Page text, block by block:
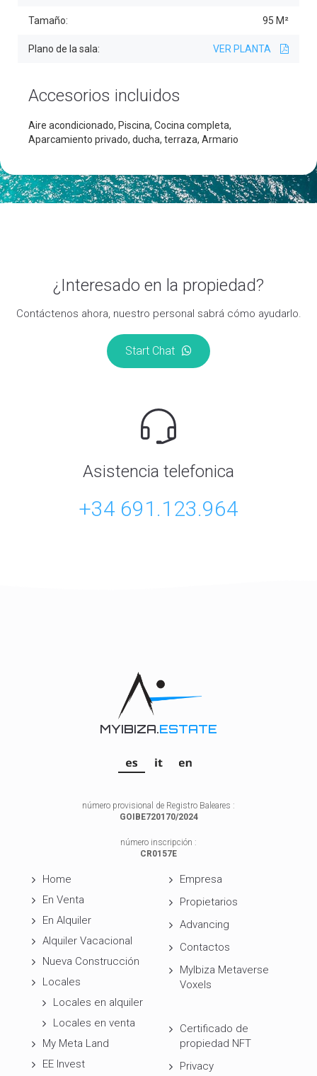
Tamaño: 95 M²
Plano de la sala: VER PLANTA
Accesorios incluidos
Aire acondicionado, Piscina, Cocina completa,
Aparcamiento privado, ducha, terraza, Armario
¿Interesado en la propiedad?
Contáctenos ahora, nuestro personal sabrá cómo ayudarlo.
Start Chat
Asistencia telefonica
+34 691.123.964
MYIBIZA.ESTATE
número provisional de Registro Baleares :
GOIBE720170/2024
número inscripción :
CR0157E
Home
En Venta
En Alquiler
Alquiler Vacacional
Nueva Construcción
Locales
Locales en alquiler
Locales en venta
My Meta Land
EE Invest
Empresa
Propietarios
Advancing
Contactos
MyIbiza Metaverse
Voxels
Certificado de
propiedad NFT
Privacy